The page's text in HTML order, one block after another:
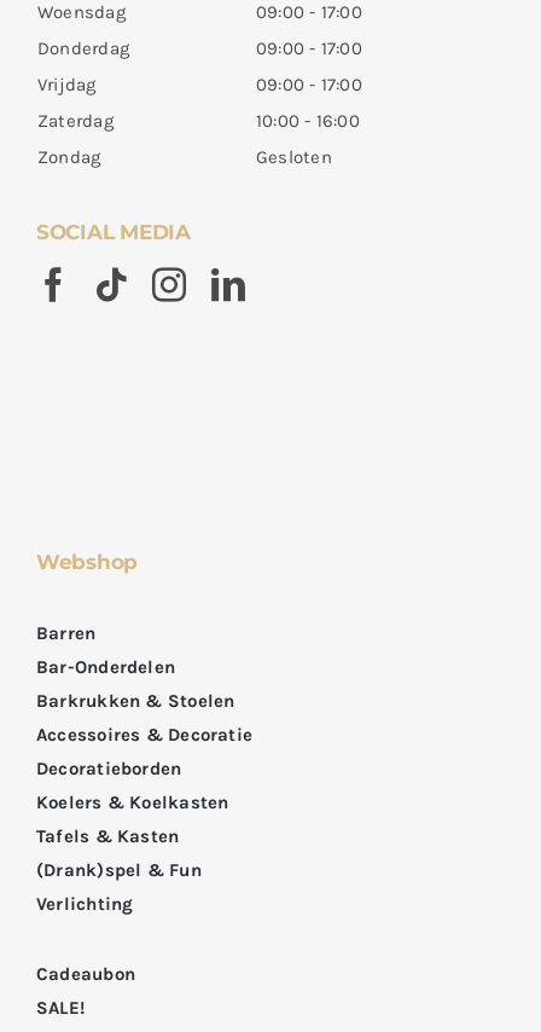
Woensdag
09:00 - 17:00
Donderdag
09:00 - 17:00
Vrijdag
09:00 - 17:00
Zaterdag
10:00 - 16:00
Zondag
Gesloten
SOCIAL MEDIA
Webshop
Barren
Bar-Onderdelen
Barkrukken & Stoelen
Accessoires & Decoratie
Decoratieborden
Koelers & Koelkasten
Tafels & Kasten
(Drank)spel & Fun
Verlichting
Cadeaubon
SALE!